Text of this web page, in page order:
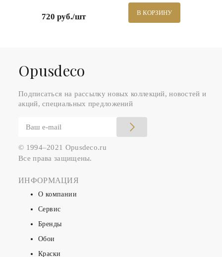
720 руб./шт В КОРЗИНУ
Оpusdeco
Подписаться на рассылку новых коллекций, новостей и
акций, специальных предложений
© 1994–2021 Opusdeco.ru
Все права защищены.
ИНФОРМАЦИЯ
О компании
Сервис
Бренды
Обои
Краски